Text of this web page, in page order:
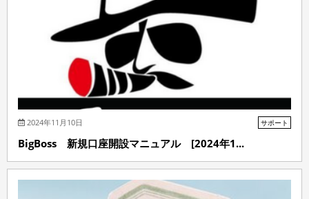
2024年11月10日 サポート
BigBoss 新規口座開設マニュアル [2024年1...